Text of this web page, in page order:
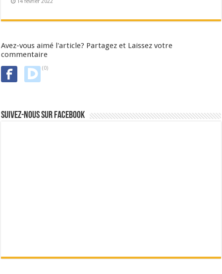
Avez-vous aimé l'article? Partagez et Laissez votre
commentaire
(0)
Suivez-nous sur Facebook